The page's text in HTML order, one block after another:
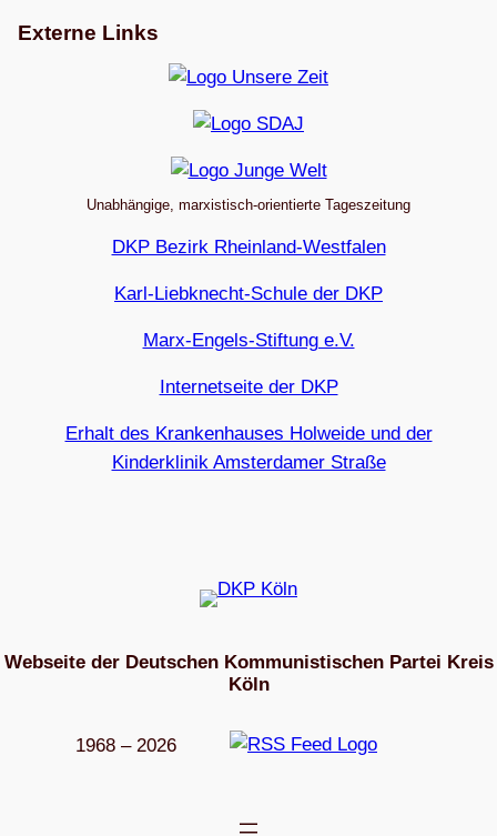
Externe Links
Unabhängige, marxistisch-orientierte Tageszeitung
DKP Bezirk Rheinland-Westfalen
Karl-Liebknecht-Schule der DKP
Marx-Engels-Stiftung e.V.
Internetseite der DKP
Erhalt des Krankenhauses Holweide und der
Kinderklinik Amsterdamer Straße
Webseite der Deutschen Kommunistischen Partei Kreis
Köln
1968 – 2026